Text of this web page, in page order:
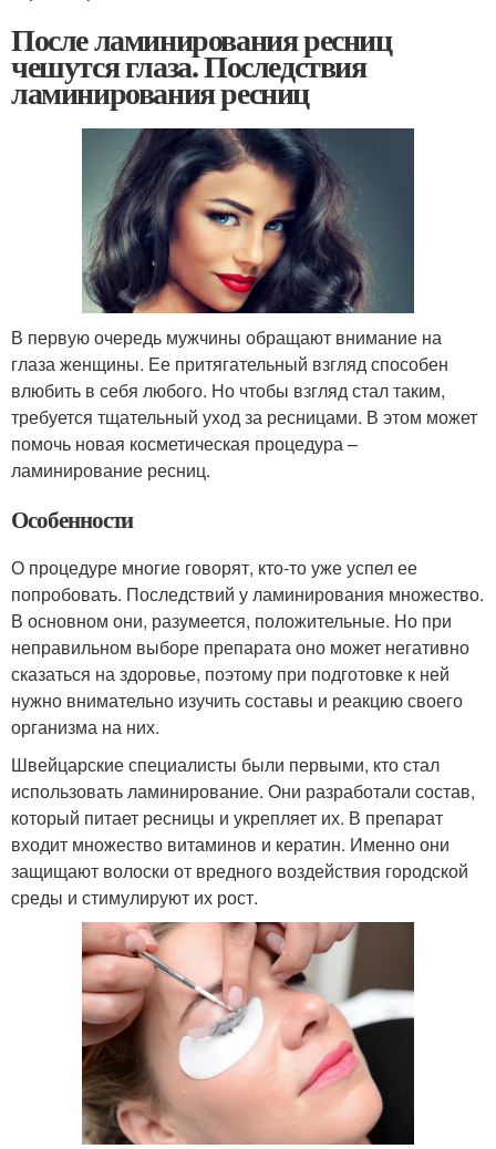
После ламинирования ресниц
чешутся глаза. Последствия
ламинирования ресниц
В первую очередь мужчины обращают внимание на
глаза женщины. Ее притягательный взгляд способен
влюбить в себя любого. Но чтобы взгляд стал таким,
требуется тщательный уход за ресницами. В этом может
помочь новая косметическая процедура –
ламинирование ресниц.
Особенности
О процедуре многие говорят, кто-то уже успел ее
попробовать. Последствий у ламинирования множество.
В основном они, разумеется, положительные. Но при
неправильном выборе препарата оно может негативно
сказаться на здоровье, поэтому при подготовке к ней
нужно внимательно изучить составы и реакцию своего
организма на них.
Швейцарские специалисты были первыми, кто стал
использовать ламинирование. Они разработали состав,
который питает ресницы и укрепляет их. В препарат
входит множество витаминов и кератин. Именно они
защищают волоски от вредного воздействия городской
среды и стимулируют их рост.